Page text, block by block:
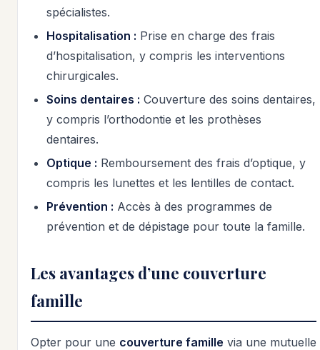
spécialistes.
Hospitalisation : Prise en charge des frais
d’hospitalisation, y compris les interventions
chirurgicales.
Soins dentaires : Couverture des soins dentaires,
y compris l’orthodontie et les prothèses
dentaires.
Optique : Remboursement des frais d’optique, y
compris les lunettes et les lentilles de contact.
Prévention : Accès à des programmes de
prévention et de dépistage pour toute la famille.
Les avantages d’une couverture
famille
Opter pour une couverture famille via une mutuelle